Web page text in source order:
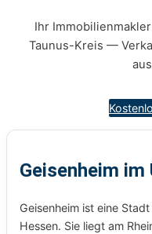
Ihr
Taunus-Kreis —
Geisenheim im
Geisenheim ist eine
Hessen. Sie liegt am